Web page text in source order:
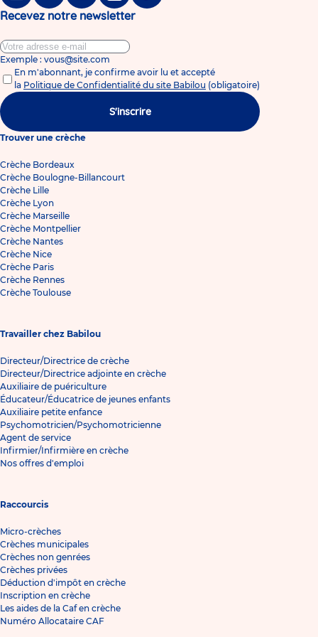
Recevez notre newsletter
Exemple : vous@site.com
En m'abonnant, je confirme avoir lu et accepté
la Politique de Confidentialité du site Babilou (obligatoire)
S'inscrire
Trouver une crèche
Crèche Bordeaux
Crèche Boulogne-Billancourt
Crèche Lille
Crèche Lyon
Crèche Marseille
Crèche Montpellier
Crèche Nantes
Crèche Nice
Crèche Paris
Crèche Rennes
Crèche Toulouse
Travailler chez Babilou
Directeur/Directrice de crèche
Directeur/Directrice adjointe en crèche
Auxiliaire de puériculture
Éducateur/Éducatrice de jeunes enfants
Auxiliaire petite enfance
Psychomotricien/Psychomotricienne
Agent de service
Infirmier/Infirmière en crèche
Nos offres d'emploi
Raccourcis
Micro-crèches
Crèches municipales
Crèches non genrées
Crèches privées
Déduction d'impôt en crèche
Inscription en crèche
Les aides de la Caf en crèche
Numéro Allocataire CAF